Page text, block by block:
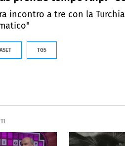
incontro a tre con la
TG5